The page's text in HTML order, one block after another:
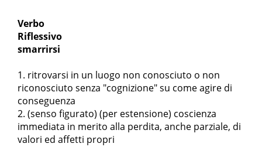
Verbo
Riflessivo
smarrirsi
ritrovarsi in un luogo non conosciuto o non
riconosciuto senza "cognizione" su come agire di
conseguenza
(senso figurato) (per estensione) coscienza
immediata in merito alla perdita, anche parziale, di
valori ed affetti propri